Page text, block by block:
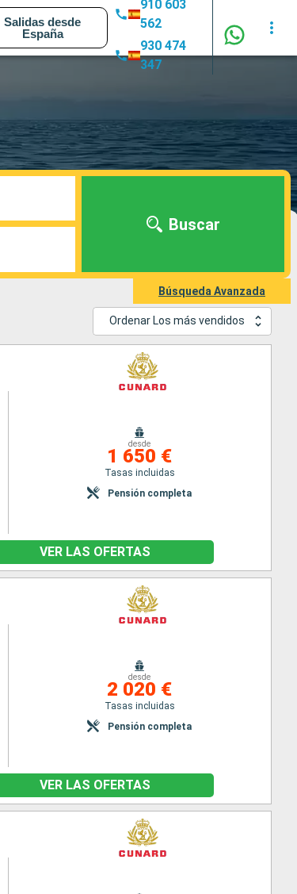
Salidas desde
España
910 603
562
930 474
347
Buscar
Búsqueda Avanzada
Ordenar Los más vendidos
desde
1 650 €
Tasas incluidas
Pensión completa
VER LAS OFERTAS
desde
2 020 €
Tasas incluidas
Pensión completa
VER LAS OFERTAS